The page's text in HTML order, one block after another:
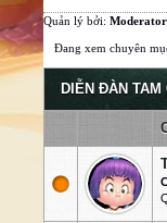
Quản lý bởi:
Đang xem chuyên
DIỄN ĐÀN TAM